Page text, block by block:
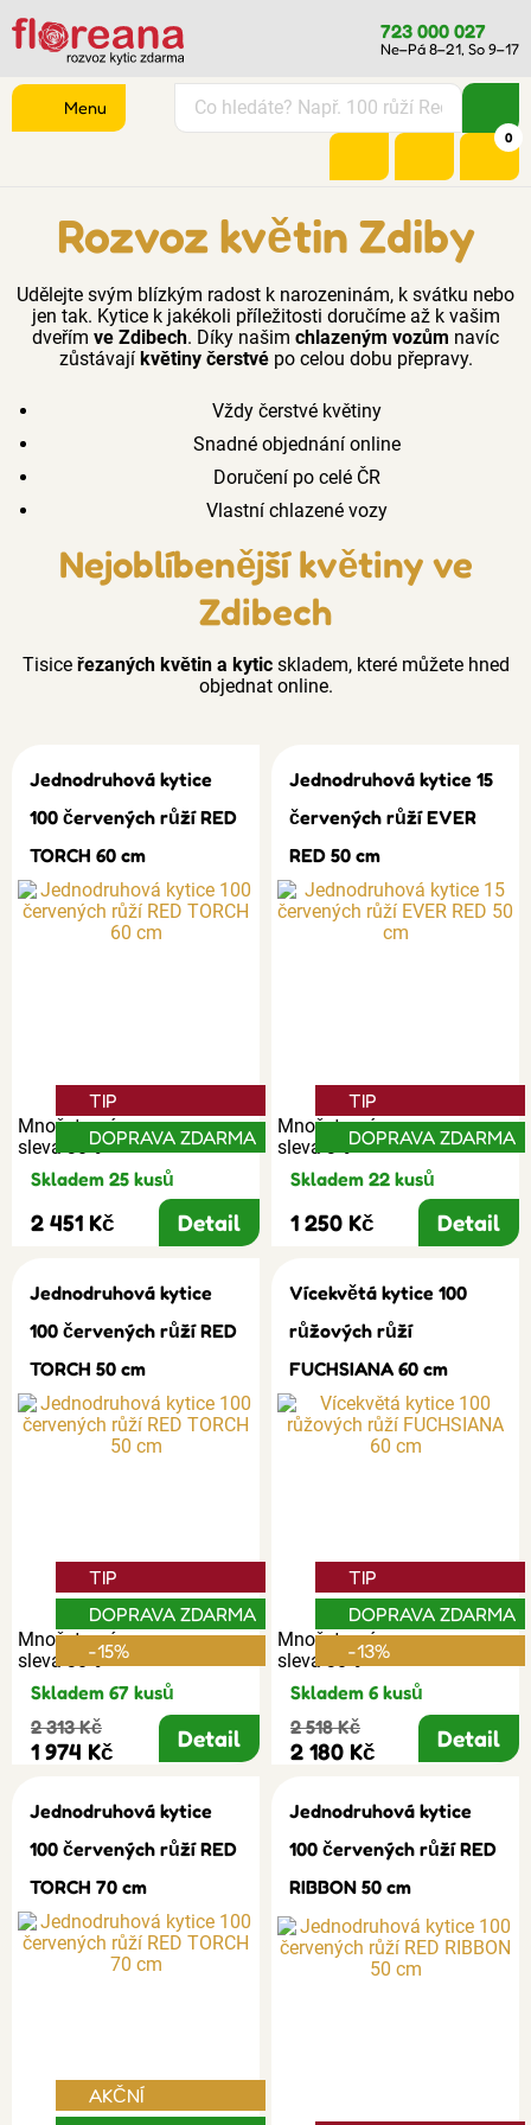
723 000 027
Ne–Pá 8–21, So 9–17
0
Menu
Rozvoz květin Zdiby
Udělejte svým blízkým radost k narozeninám, k svátku nebo
jen tak. Kytice k jakékoli příležitosti doručíme až k vašim
dveřím ve Zdibech. Díky našim chlazeným vozům navíc
zůstávají květiny čerstvépo celou dobu přepravy.
Vždy čerstvé květiny
Snadné objednání online
Doručení po celé ČR
Vlastní chlazené vozy
Nejoblíbenější květiny ve
Zdibech
Tisice řezaných květin a kyticskladem, které můžete hned
objednat online.
Jednodruhová kytice
100 červených růží RED
TORCH 60 cm
Množstevní
sleva 30%
TIP
DOPRAVA ZDARMA
Skladem 25 kusů
2 451 Kč Detail
Jednodruhová kytice 15
červených růží EVER
RED 50 cm
Množstevní
sleva 3%
TIP
DOPRAVA ZDARMA
Skladem 22 kusů
1 250 Kč Detail
Jednodruhová kytice
100 červených růží RED
TORCH 50 cm
Množstevní
sleva 30%
TIP
DOPRAVA ZDARMA
-15%
Skladem 67 kusů
2 313 Kč
1 974 Kč Detail
Vícekvětá kytice 100
růžových růží
FUCHSIANA 60 cm
Množstevní
sleva 30%
TIP
DOPRAVA ZDARMA
-13%
Skladem 6 kusů
2 518 Kč
2 180 Kč Detail
Jednodruhová kytice
100 červených růží RED
TORCH 70 cm
AKČNÍ
Jednodruhová kytice
100 červených růží RED
RIBBON 50 cm